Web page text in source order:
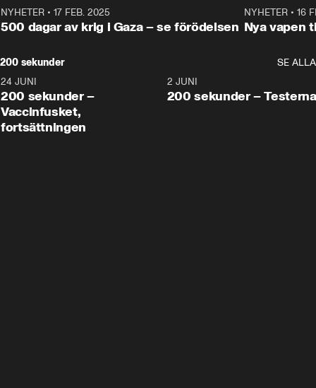
NYHETER • 17 FEB. 2025
500 dagar av krig i Gaza – se förödelsen
NYHETER• 16
Nya vapen
200 sekunder
SE ALLA
24 JUNI
200 sekunder –
Vaccinfusket,
fortsättningen
2 JUNI
200 sekunder – Testerna